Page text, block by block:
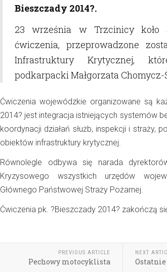
Bieszczady 2014?.
23 września w Trzcinicy koło
ćwiczenia, przeprowadzone
Infrastruktury Krytycznej,
podkarpacki Małgorzata
Ćwiczenia wojewódzkie organizowane są
2014? jest integracja istniejących systemów
koordynacji działań służb, inspekcji i straży,
obiektów infrastruktury krytycznej.
Równolegle odbywa się narada
Kryzysowego wszystkich urzędów
Głównego Państwowej Straży Pożarnej.
Ćwiczenia pk. ?Bieszczady 2014? zakończą
PREVIOUS ARTICLE
Pechowy motocyklista
NEXT